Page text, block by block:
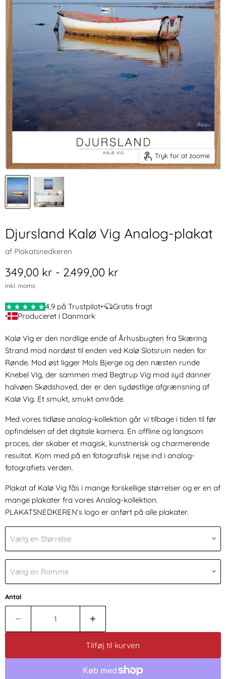
Tryk for at zoome
Djursland Kalø Vig Analog-plakat
af Plakatsnedkeren
349,00 kr - 2.499,00 kr
Inkl. moms
4,9 på Trustpilot•
Gratis fragt
•
Produceret i Danmark
Kalø Vig er den nordlige ende af Århusbugten fra Skæring
Strand mod nordøst til enden ved Kalø Slotsruin neden for
Rønde. Mod øst ligger Mols Bjerge og den næsten runde
Knebel Vig, der sammen med Begtrup Vig mod syd danner
halvøen Skødshoved, der er den sydøstlige afgrænsning af
Kalø Vig. Et smukt, smukt område.
Med vores tidløse analog-kollektion går vi tilbage i tiden til før
opfindelsen af det digitale kamera. En offline og langsom
proces, der skaber et magisk, kunstnerisk og charmerende
resultat. Kom med på en fotografisk rejse ind i analog-
fotografiets verden.
Plakat af Kalø Vig fås i mange forskellige størrelser og er en af
mange plakater fra vores Analog-kollektion.
PLAKATSNEDKEREN’s logo er anført på alle plakater.
Vælg en Størrelse
Vælg en Ramme
Antal
Tilføj til kurven